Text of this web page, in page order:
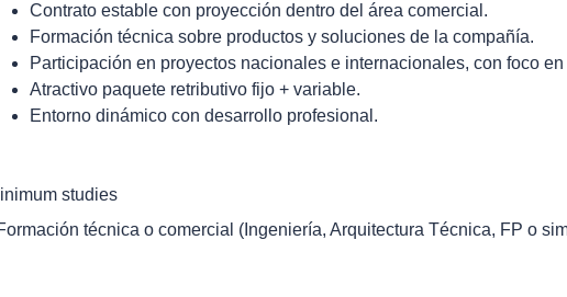
Contrato estable con proyección dentro del área comercial.
Formación técnica sobre productos y soluciones de la compañía.
Participación en proyectos nacionales e internacionales, con foco
Atractivo paquete retributivo fijo + variable.
Entorno dinámico con desarrollo profesional.
studies
técnica o comercial (Ingeniería, Arquitectura Técnica, FP o